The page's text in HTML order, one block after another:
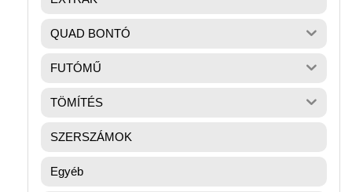
QUAD BONTÓ
FUTÓMŰ
TÖMÍTÉS
SZERSZÁMOK
Egyéb